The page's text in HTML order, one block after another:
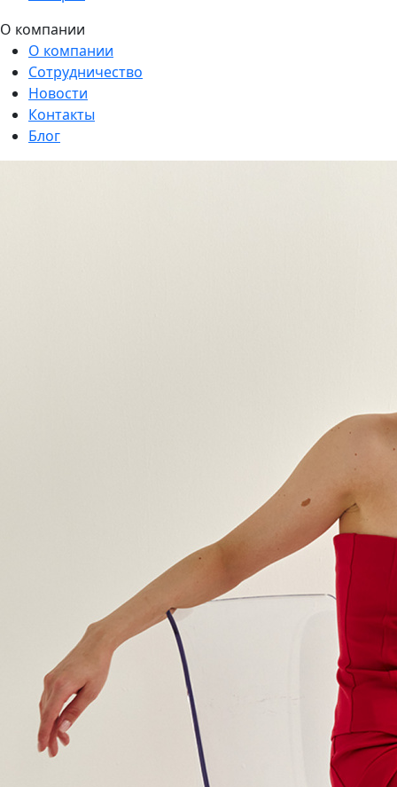
О компании
О компании
Сотрудничество
Новости
Контакты
Блог